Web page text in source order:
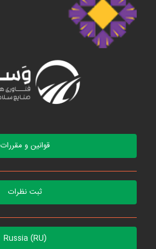
قوانین و مقررات
ثبت نظرات
Russia (RU)